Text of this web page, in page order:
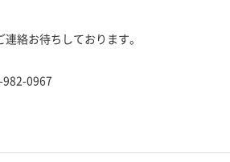
絡お待ちしております。
0967